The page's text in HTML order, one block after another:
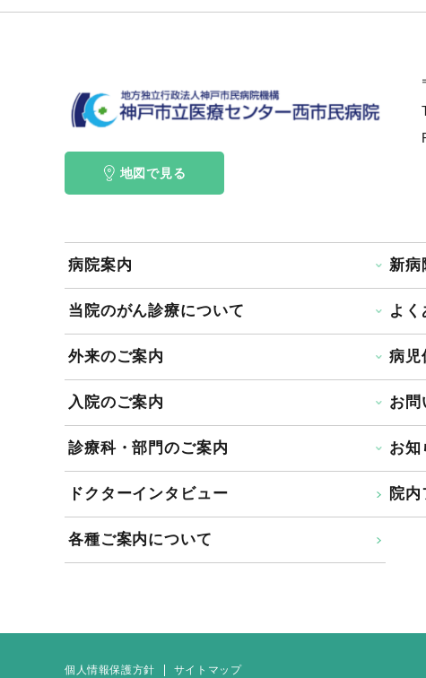
地図で見る
病院案内
当院のがん診療について
外来のご案内
入院のご案内
診療科・部門のご案内
ドクターインタビュー
各種ご案内について
新病
よく
病児
お問
お知
院
個人情報保護方針 サイトマップ